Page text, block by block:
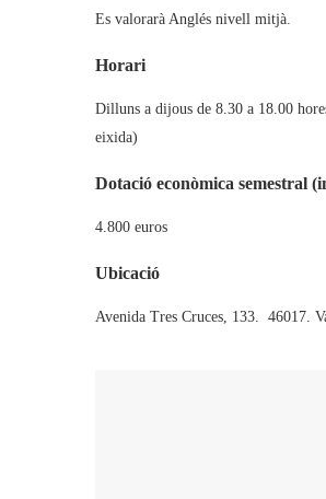
Es valorarà Anglés nivell mitjà.
Horari
Dilluns a dijous de 8.30 a 18.00
eixida)
Dotació econòmica semestral
4.800 euros
Ubicació
Avenida Tres Cruces, 133. 46017.